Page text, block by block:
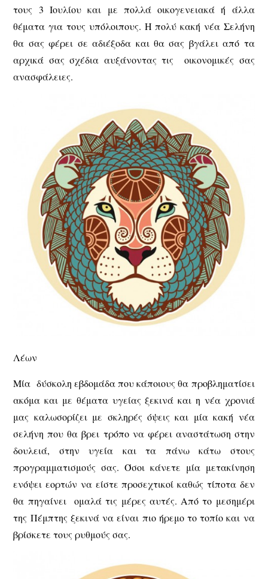
τους 3 Ιουλίου και με πολλά οικογενειακά ή άλλα
θέματα για τους υπόλοιπους. Η πολύ κακή νέα Σελήνη
θα σας φέρει σε αδιέξοδα και θα σας βγάλει από τα
αρχικά σας σχέδια αυξάνοντας τις οικονομικές σας
ανασφάλειες.
Λέων
Μία δύσκολη εβδομάδα που κάποιους θα προβληματίσει
ακόμα και με θέματα υγείας ξεκινά και η νέα χρονιά
μας καλωσορίζει με σκληρές όψεις και μία κακή νέα
σελήνη που θα βρει τρόπο να φέρει αναστάτωση στην
δουλειά, στην υγεία και τα πάνω κάτω στους
προγραμματισμούς σας. Όσοι κάνετε μία μετακίνηση
ενόψει εορτών να είστε προσεχτικοί καθώς τίποτα δεν
θα πηγαίνει ομαλά τις μέρες αυτές. Από το μεσημέρι
της Πέμπτης ξεκινά να είναι πιο ήρεμο το τοπίο και να
βρίσκετε τους ρυθμούς σας.